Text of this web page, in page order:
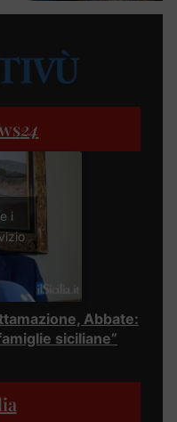
24
i
Abbate:
siciliane”